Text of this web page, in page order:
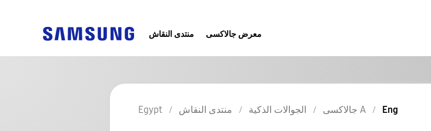
منتدى النقاش معرض جالاكسى
Egypt منتدى النقاش الجوالات الذكية جالاكسى A Eng